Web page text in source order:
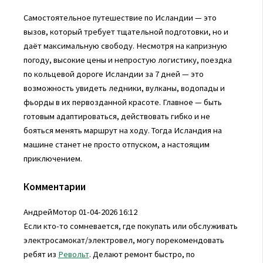
Самостоятельное путешествие по Исландии — это
вызов, который требует тщательной подготовки, но и
даёт максимальную свободу. Несмотря на капризную
погоду, высокие цены и непростую логистику, поездка
по кольцевой дороге Исландии за 7 дней — это
возможность увидеть ледники, вулканы, водопады и
фьорды в их первозданной красоте. Главное — быть
готовым адаптироваться, действовать гибко и не
бояться менять маршрут на ходу. Тогда Исландия на
машине станет не просто отпуском, а настоящим
приключением.
Комментарии
АндрейМотор 01-04-2026 16:12
Если кто-то сомневается, где покупать или обслуживать
электросамокат/электровел, могу порекомендовать
ребят из Револьт. Делают ремонт быстро, по